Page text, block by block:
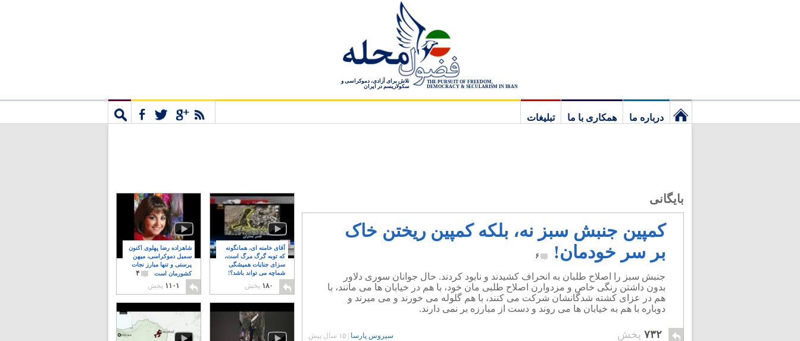
THE PURSUIT OF FREEDOM,
DEMOCRACY & SECULARISM IN IRAN
تلاش برای آزادی، دموکراسی و
سکولاریسم در ایران
درباره ما همکاری با ما
تبلیغات
بایگانی
کمپین جنبش سبز نه، بلکه کمپین ریختن خاک
بر سر خودمان!
۶
جنبش سبز را اصلاح طلبان به انحراف کشیدند و نابود کردند. حال جوانان سوری دلاور
بدون داشتن رنگی خاص و مزدوارن اصلاح طلبی مان خود، با هم در خیابان ها می مانند، با
هم در عزای کشته شدگانشان شرکت می کنند، با هم گلوله می خورند و می میرند و
دوباره با هم به خیابان ها می روند و دست از مبارزه بر نمی دارند.
۷۳۲ پخش سیروس پارسا ۱۵ سال پیش
شاهزاده رضا پهلوی اکنون
سمبل دموکراسی، میهن
پرستی و تنها مبارز نجات
کشورمان است
۴
۱۱۰۱ پخش
آقای خامنه ای، همانگونه
که توبه گرگ مرگ است،
سزای جنایات همیشگی
شماچه می تواند باشد؟!
۸
۱۸۰ پخش